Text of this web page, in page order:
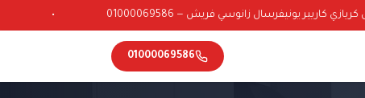
كاريير يونيفرسال زانوسي فريش — 01000069586
01000069586